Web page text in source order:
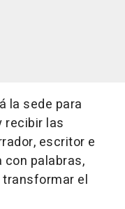
la sede para
recibir las
escritor e
palabras,
el